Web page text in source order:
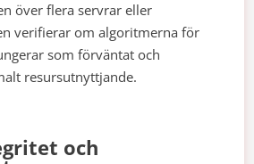
över flera servrar eller
verifierar om algoritmerna för
som förväntat och
resursutnyttjande.
och